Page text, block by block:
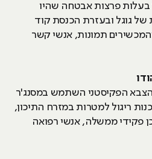
בעלות פרצות אבטחה שהיו
של גוגל ובעזרת הכנסת קוד
תמונות, אנשי קשר
הפקיסטני השתמש במסנג'ר
ריגול למטרות במזרח התיכון,
פקידי ממשלה, אנשי רפואה